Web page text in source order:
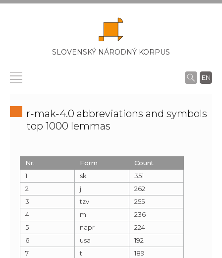
SLOVENSKÝ NÁRODNÝ KORPUS
EN
r-mak-4.0 abbreviations and symbols
top 1000 lemmas
Nr. Form
Count
1
sk
351
2
j
262
3
tzv
255
4
m
236
5
napr
224
6
usa
192
7
t
189